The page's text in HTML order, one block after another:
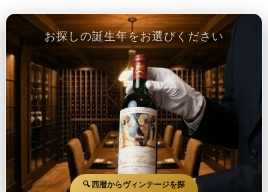
お探しの誕生年をお選びください
🔍 西暦からヴィンテージを探